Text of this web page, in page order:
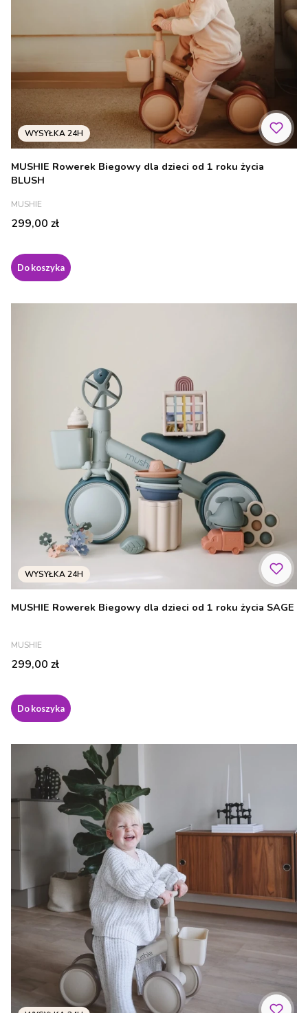
MUSHIE Rowerek Biegowy dla dzieci od 1 roku życia
BLUSH
PRODUCENT
MUSHIE
Cena
299,00 zł
Do koszyka
MUSHIE Rowerek Biegowy dla dzieci od 1 roku życia SAGE
PRODUCENT
MUSHIE
Cena
299,00 zł
Do koszyka